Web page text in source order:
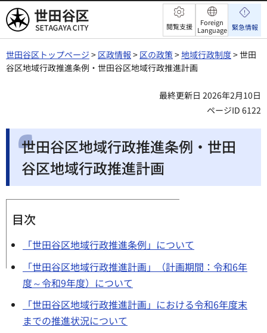
世田谷区 閲覧支援
Foreign
Language 緊急情報
世田谷区トップページ > 区政情報 > 区の政策>地域行政制度> 世田
谷区地域行政推進条例・世田谷区地域行政推進計画
最終更新日 2026年2月10日
ページID 6122
世田谷区地域行政推進条例・世田
谷区地域行政推進計画
目次
「世田谷区地域行政推進条例」について
「世田谷区地域行政推進計画」（計画期間：令和6年
度～令和9年度）について
「世田谷区地域行政推進計画」における令和6年度末
までの推進状況について